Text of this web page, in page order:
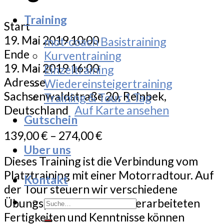
Training
mot-coach Basistraining
Kurventraining
Einzeltraining
Wiedereinsteigertraining
Training & Tour 1 Tag
Gutschein
Uber uns
Kontakt
Suche
nach:
Start
19. Mai 2019 10:00
Ende
19. Mai 2019 16:00
Adresse
Sachsenwaldstraße 20, Reinbek,
Deutschland Auf Karte ansehen
139,00€ – 274,00€
Dieses Training ist die Verbindung vom
Platztraining mit einer Motorradtour. Auf
der Tour steuern wir verschiedene
Übungsplätze an, die dort erarbeiteten
Fertigkeiten und Kenntnisse können